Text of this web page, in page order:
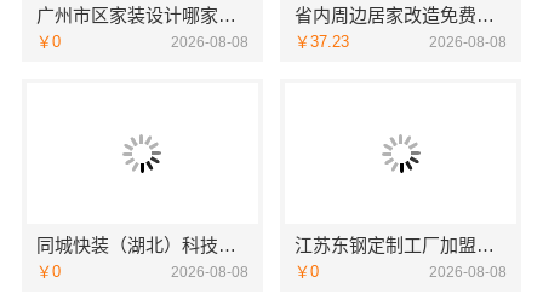
广州市区家装设计哪家好毛坯房，精匠饰家（广州）家居建材有限公司全铝定制
￥0 2026-08-08
省内周边居家改造免费量房收费标准，浙江乐享新材料有限公司
￥37.23 2026-08-08
同城快装（湖北）科技有限公司：武昌老房一站式装修北欧风靠谱
￥0 2026-08-08
江苏东钢定制工厂加盟江苏东钢金属科技
￥0 2026-08-08